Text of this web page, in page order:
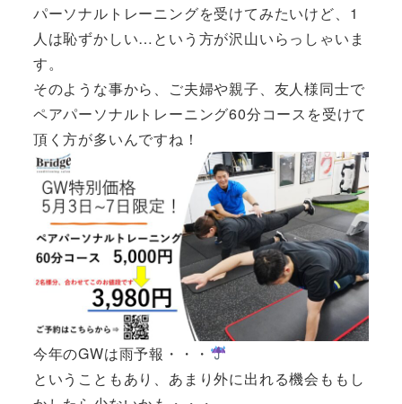
パーソナルトレーニングを受けてみたいけど、1
人は恥ずかしい…という方が沢山いらっしゃいま
す。
そのような事から、ご夫婦や親子、友人様同士で
ペアパーソナルトレーニング60分コースを受けて
頂く方が多いんですね！
今年のGWは雨予報・・・
ということもあり、あまり外に出れる機会ももし